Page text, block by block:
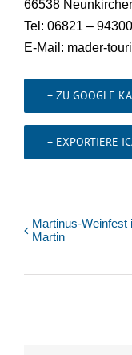
66538
Tel: 06821 –
E-Mail: mader-
+ ZU GOOGLE
+ EXPORTIERE
Veranstaltung
Martinus-Weinfest
Martin